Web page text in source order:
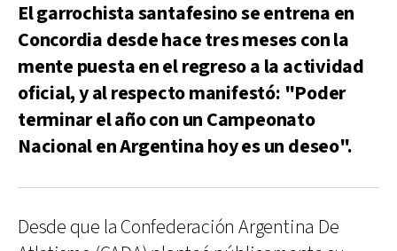
El garrochista santafesino se entrena en
Concordia desde hace tres meses con la
mente puesta en el regreso a la actividad
oficial, y al respecto manifestó: "Poder
terminar el año con un Campeonato
Nacional en Argentina hoy es un deseo".
Desde que la Confederación Argentina De